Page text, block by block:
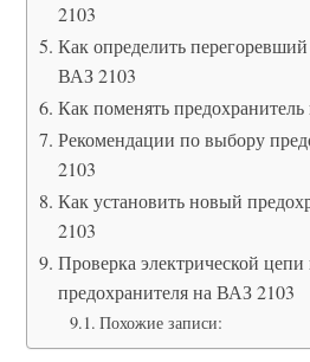
2103
Как определить
ВАЗ 2103
Как поменять
Рекомендации по выбору
2103
Как установить новый
2103
Проверка электрической
предохранителя на ВАЗ 2103
Похожие записи: